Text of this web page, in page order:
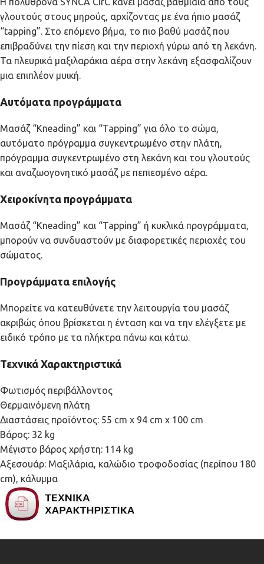
γλουτούς στους μηρούς, αρχίζοντας με ένα ήπιο μασάζ
“tapping”. Στο επόμενο βήμα, το πιο βαθύ μασάζ που
επιβραδύνει την πίεση και την περιοχή γύρω από τη λεκάνη.
Τα πλευρικά μαξιλαράκια αέρα στην λεκάνη εξασφαλίζουν
μια επιπλέον μυική.
Αυτόματα προγράμματα
Μασάζ “Kneading” και “Tapping” για όλο το σώμα,
αυτόματο πρόγραμμα συγκεντρωμένο στην πλάτη,
πρόγραμμα συγκεντρωμένο στη λεκάνη και του γλουτούς
και αναζωογονητικό μασάζ με πεπιεσμένο αέρα.
Χειροκίνητα προγράμματα
Μασάζ “Kneading” και “Tapping” ή κυκλικά προγράμματα,
μπορούν να συνδυαστούν με διαφορετικές περιοχές του
σώματος.
Προγράμματα επιλογής
Μπορείτε να κατευθύνετε την λειτουργία του μασάζ
ακριβώς όπου βρίσκεται η ένταση και να την ελέγξετε με
ειδικό τρόπο με τα πλήκτρα πάνω και κάτω.
Τεχνικά Χαρακτηριστικά
Φωτισμός περιβάλλοντος
Θερμαινόμενη πλάτη
Διαστάσεις προϊόντος: 55 cm x 94 cm x 100 cm
Βάρος: 32 kg
Μέγιστο βάρος χρήστη: 114 kg
Αξεσουάρ: Μαξιλάρια, καλώδιο τροφοδοσίας (περίπου 180
cm), κάλυμμα